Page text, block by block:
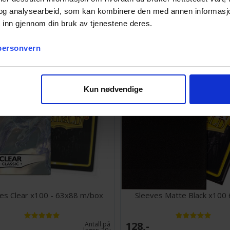
analysearbeid, som kan kombinere den med annen
gjennom din bruk av tjenestene deres.
Kun nødvendige
mm
Antall på 25,-
Clear x100 - 63x88 m/box
Antall på
Sleeves Matte Black x100
128,-